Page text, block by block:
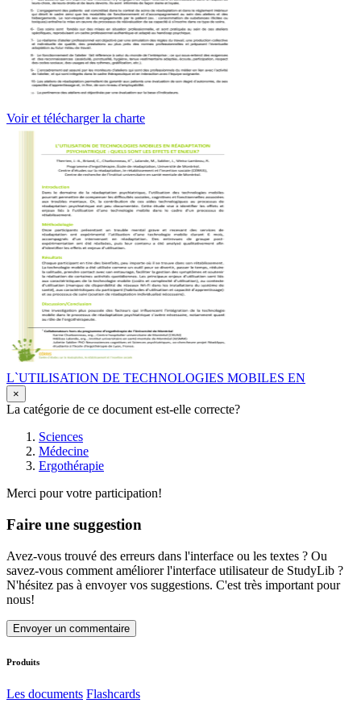
Voir et télécharger la charte
L`UTILISATION DE TECHNOLOGIES MOBILES EN
×
La catégorie de ce document est-elle correcte?
Sciences
Médecine
Ergothérapie
Merci pour votre participation!
Faire une suggestion
Avez-vous trouvé des erreurs dans l'interface ou les textes ? Ou
savez-vous comment améliorer l'interface utilisateur de StudyLib ?
N'hésitez pas à envoyer vos suggestions. C'est très important pour
nous!
Envoyer un commentaire
Produits
Les documents Flashcards